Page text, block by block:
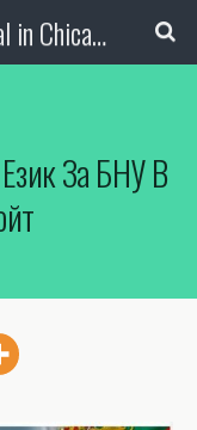
The Bulgarian Media Portal in Chicago
За БНУ В